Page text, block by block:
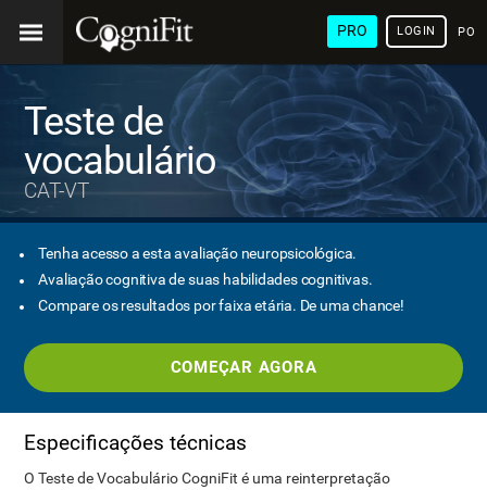
PRO LOGIN
Teste de
vocabulário
CAT-VT
Tenha acesso a esta avaliação neuropsicológica.
Avaliação cognitiva de suas habilidades cognitivas.
Compare os resultados por faixa etária. De uma chance!
COMEÇAR AGORA
Especificações técnicas
O Teste de Vocabulário CogniFit é uma reinterpretação